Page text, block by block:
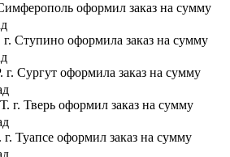
оформил заказ на сумму
Ступино оформила заказ на сумму
Сургут оформила заказ на сумму
г. Тверь оформил заказ на сумму
Туапсе оформил заказ на сумму